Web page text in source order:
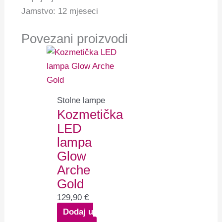
Jamstvo: 12 mjeseci
Povezani proizvodi
Stolne lampe
Kozmetička
LED
lampa
Glow
Arche
Gold
129,90 €
Dodaj u